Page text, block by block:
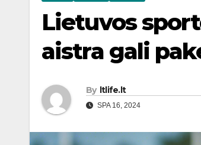
Lietuvos
aistra gali
By ltlife.lt
SPA 16, 2024